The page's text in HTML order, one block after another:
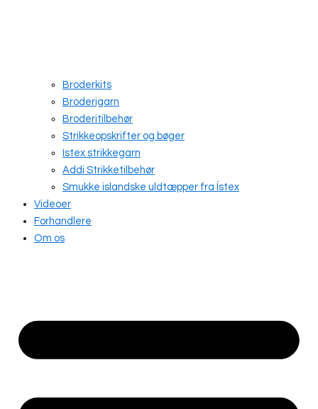
Broderkits
Broderigarn
Broderitilbehør
Strikkeopskrifter og bøger
Istex strikkegarn
Addi Strikketilbehør
Smukke islandske uldtæpper fra Ístex
Videoer
Forhandlere
Om os